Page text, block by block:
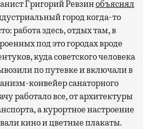
Григорий Ревзинобъяснял
город когда-то
работа здесь, отдых там, в
под это городах вроде
куда советского человека
по путевке и включали в
конвейер санаторного
работало все, от архитектуры
а курортное настроение
кино и цветные плакаты.